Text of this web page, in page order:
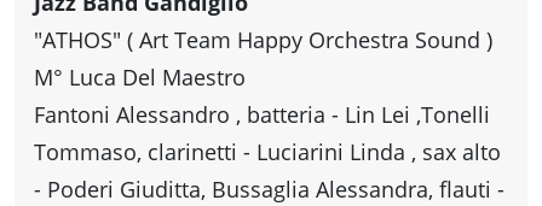
Enogastronomia
Informazioni
"ATHOS" ( Art Team Happy Orchestra Sound )
M° Luca Del Maestro
Fantoni Alessandro , batteria - Lin Lei ,Tonelli
Tommaso, clarinetti - Luciarini Linda , sax alto
- Poderi Giuditta, Bussaglia Alessandra, flauti -